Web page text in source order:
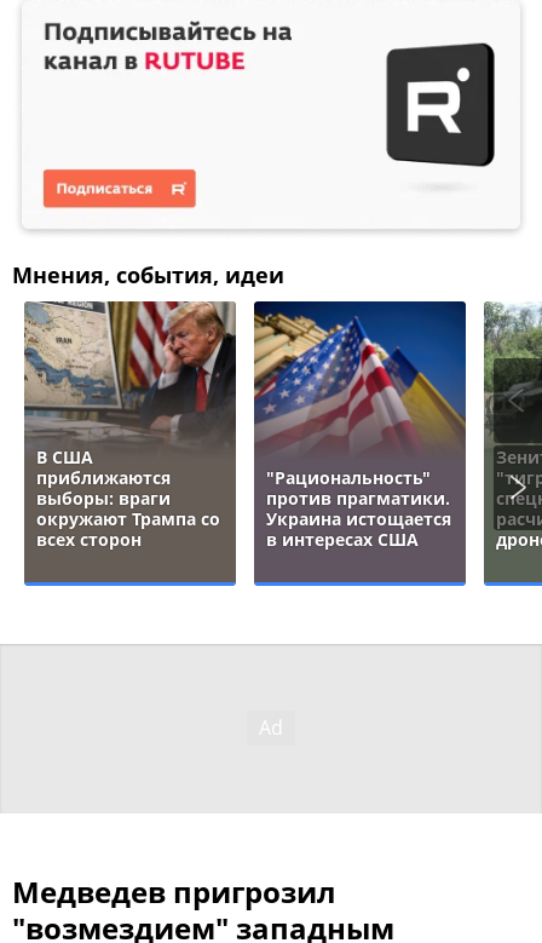
Мнения, события, идеи
В США
приближаются
выборы: враги
окружают Трампа со
всех сторон
"Рациональность"
против прагматики.
Украина истощается
в интересах США
Медведев пригрозил
"возмездием" западным